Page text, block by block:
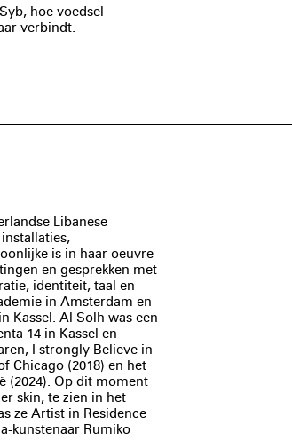
hoe voedsel
verbindt.
Libanese
is in haar oeuvre
en gesprekken met
identiteit, taal en
in Amsterdam en
Kassel. Al Solh was een
14 in Kassel en
I strongly Believe in
Chicago (2018) en het
(2024). Op dit moment
skin, te zien in het
ze Artist in Residence
kunstenaar Rumiko